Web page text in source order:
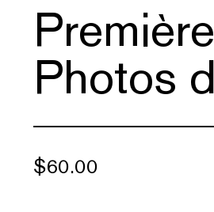
Photos
$60.00